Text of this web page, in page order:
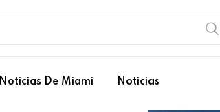
Noticias De Miami Noticias